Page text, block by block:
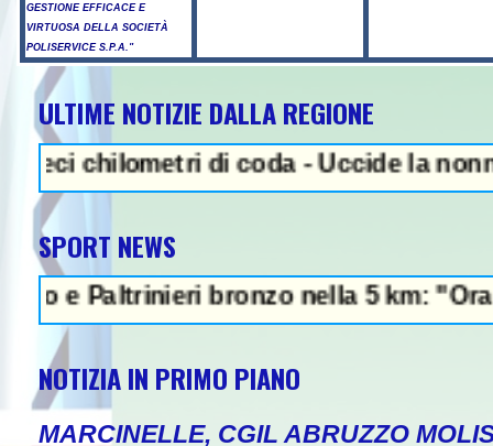
GESTIONE EFFICACE E
VIRTUOSA DELLA SOCIETÀ
POLISERVICE S.P.A."
ULTIME NOTIZIE DALLA REGIONE
di coda - Uccide la nonna a
SPORT NEWS
bronzo nella 5 km: "Ora ci
NOTIZIA IN PRIMO PIANO
MARCINELLE, CGIL ABRUZZO
NEWS IN EVIDENZA -